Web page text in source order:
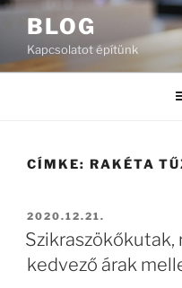
Tartalomhoz
BLOG
Kapcsolatot építünk
CÍMKE: RAKÉTA
BEKÜLDVE:
2020.12.21.
kedvező árak